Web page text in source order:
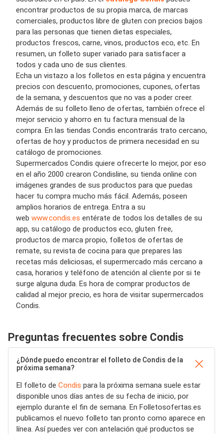
encontrar productos de su propia marca, de marcas
comerciales, productos libre de gluten con precios bajos
para las personas que tienen dietas especiales,
productos frescos, carne, vinos, productos eco, etc. En
resumen, un folleto super variado para satisfacer a
todos y cada uno de sus clientes.
Echa un vistazo a los folletos en esta página y encuentra
precios con descuento, promociones, cupones, ofertas
de la semana, y descuentos que no vas a poder creer.
Además de su folleto lleno de ofertas, también ofrece el
mejor servicio y ahorro en tu factura mensual de la
compra. En las tiendas Condis encontrarás trato cercano,
ofertas de hoy y productos de primera necesidad en su
catálogo de promociones.
Supermercados Condis quiere ofrecerte lo mejor, por eso
en el año 2000 crearon Condisline, su tienda online con
imágenes grandes de sus productos para que puedas
hacer tu compra mucho más fácil. Además, poseen
amplios horarios de entrega. Entra a su
web www.condis.es entérate de todos los detalles de su
app, su catálogo de productos eco, gluten free,
productos de marca propio, folletos de ofertas de
remate, su revista de cocina para que prepares las
recetas más deliciosas, el supermercado más cercano a
casa, horarios y teléfono de atención al cliente por si te
surge alguna duda. Es hora de comprar productos de
calidad al mejor precio, es hora de visitar supermercados
Condis.
Preguntas frecuentes sobre Condis
¿Dónde puedo encontrar el folleto de Condis de la
próxima semana?
El folleto de Condis para la próxima semana suele estar
disponible unos días antes de su fecha de inicio, por
ejemplo durante el fin de semana. En Folletosofertas.es
publicamos el nuevo folleto tan pronto como aparece en
línea. Así puedes ver con antelación qué productos se